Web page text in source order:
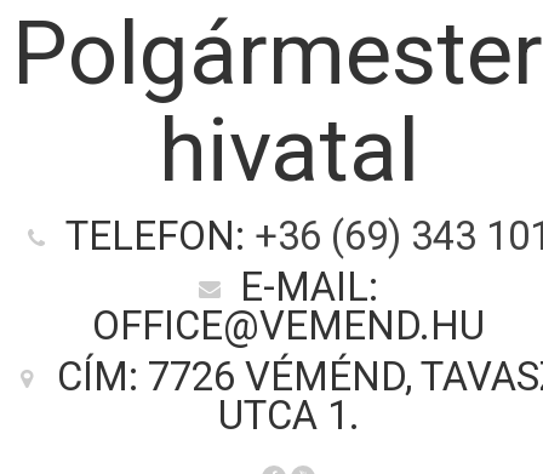
hivatal
TELEFON: +36 (69) 343
E-MAIL:
OFFICE@VEMEND.HU
CÍM: 7726 VÉMÉND,
UTCA 1.